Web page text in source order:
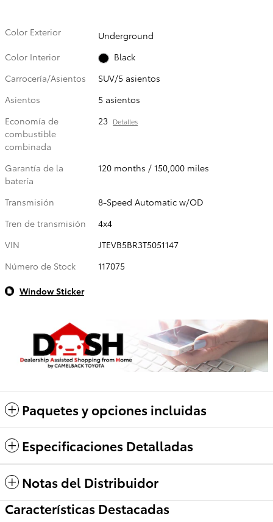
Color Exterior
Underground
Color Interior
Black
Carrocería/Asientos
SUV/5 asientos
Asientos
5 asientos
Economía de
combustible
combinada
23 Detalles
Garantía de la
batería
120 months / 150,000 miles
Transmisión
8-Speed Automatic w/OD
Tren de transmisión
4x4
VIN
JTEVB5BR3T5051147
Número de Stock
117075
Window Sticker
Paquetes y opciones incluidas
Especificaciones Detalladas
Notas del Distribuidor
Características Destacadas